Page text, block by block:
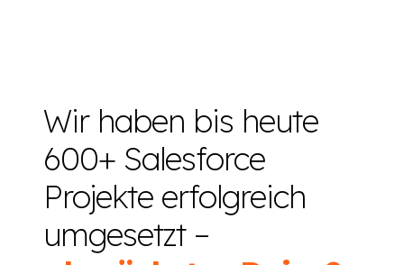
Wir haben bis heute
600+ Salesforce
Projekte erfolgreich
umgesetzt –